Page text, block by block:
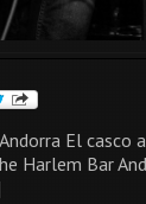
El
Harlem Bar